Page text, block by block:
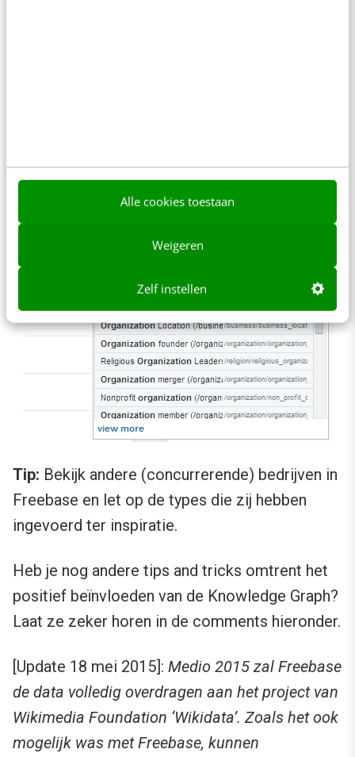
Alle cookies toestaan
Weigeren
Zelf instellen
Tip: Bekijk andere (concurrerende) bedrijven in
Freebase en let op de types die zij hebben
ingevoerd ter inspiratie.
Heb je nog andere tips and tricks omtrent het
positief beïnvloeden van de Knowledge Graph?
Laat ze zeker horen in de comments hieronder.
[Update 18 mei 2015]: Medio 2015 zal Freebase
de data volledig overdragen aan het project van
Wikimedia Foundation ‘Wikidata’. Zoals het ook
mogelijk was met Freebase, kunnen